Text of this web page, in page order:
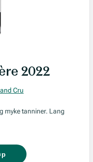
2022
Cru
myke tanniner. Lang